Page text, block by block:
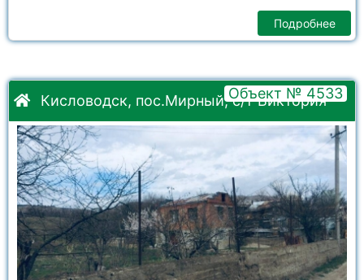
Подробнее
Кисловодск, пос.Мирный, с/т Виктория
Объект № 4533